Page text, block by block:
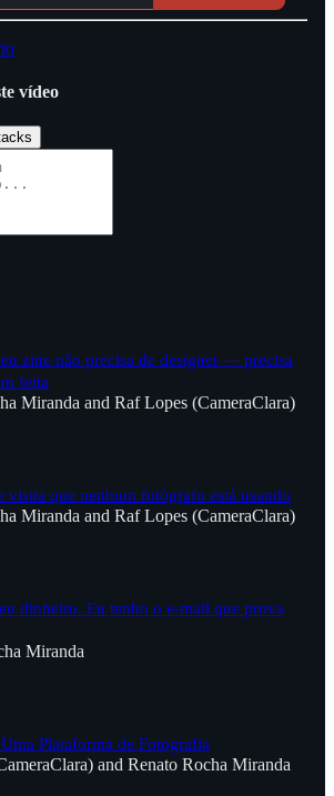
vídeo
zine não precisa de designer — precisa
feita
Miranda and Raf Lopes (CameraClara)
visita que nenhum fotógrafo está usando
Miranda and Raf Lopes (CameraClara)
dinheiro. Eu tenho o e-mail que prova
Miranda
Plataforma de Fotografia
and Renato Rocha Miranda